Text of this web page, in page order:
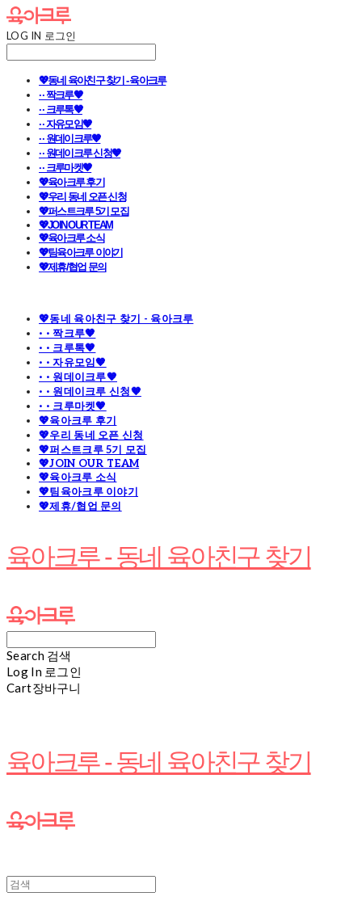
LOG IN 로그인
💖동네 육아친구 찾기 - 육아크루
· · 짝크루🧡
· · 크루톡🧡
· · 자유모임🧡
· · 원데이크루🧡
· · 원데이크루 신청🧡
· · 크루마켓🧡
💖육아크루 후기
💖우리 동네 오픈 신청
💖퍼스트크루 5기 모집
💖JOIN OUR TEAM
💖육아크루 소식
💖팀육아크루 이야기
💖제휴/협업 문의
💖동네 육아친구 찾기 - 육아크루
· · 짝크루🧡
· · 크루톡🧡
· · 자유모임🧡
· · 원데이크루🧡
· · 원데이크루 신청🧡
· · 크루마켓🧡
💖육아크루 후기
💖우리 동네 오픈 신청
💖퍼스트크루 5기 모집
💖JOIN OUR TEAM
💖육아크루 소식
💖팀육아크루 이야기
💖제휴/협업 문의
육아크루 - 동네 육아친구 찾기
Search 검색
Log In 로그인
Cart장바구니
육아크루 - 동네 육아친구 찾기